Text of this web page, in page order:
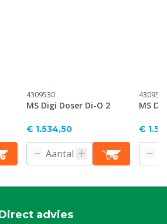
4309530
MS Digi Doser Di-O 2
€ 1.534,50
4309535
MS
€
advies